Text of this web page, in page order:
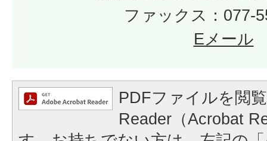
ファックス：077-
Eメール
PDFファイルを閲
Reader（Acrobat